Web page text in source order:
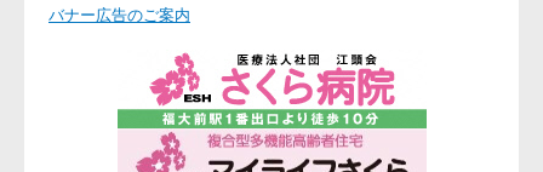
バナー広告のご案内